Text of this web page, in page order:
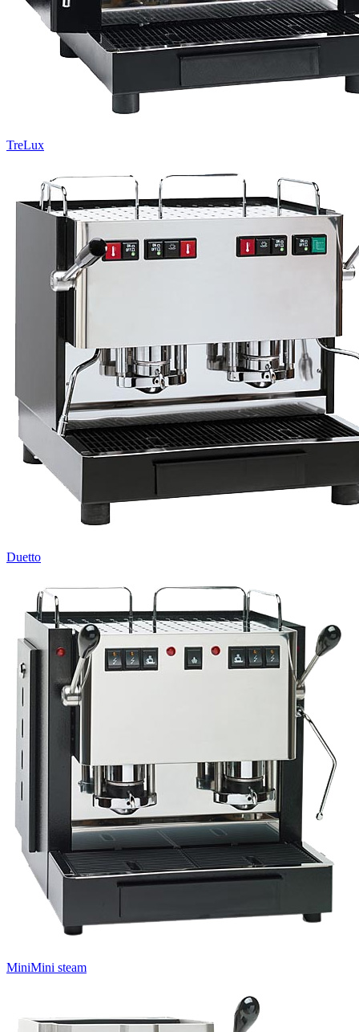
TreLux
Duetto
MiniMini steam